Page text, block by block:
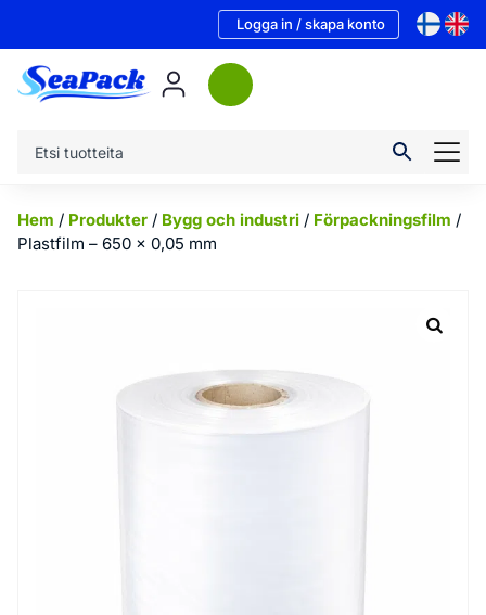
Logga in / skapa konto
Hem / Produkter / Bygg och industri / Förpackningsfilm /
Plastfilm – 650 x 0,05 mm